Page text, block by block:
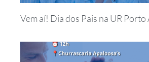
Vem aí! Dia dos Pais na UR Porto